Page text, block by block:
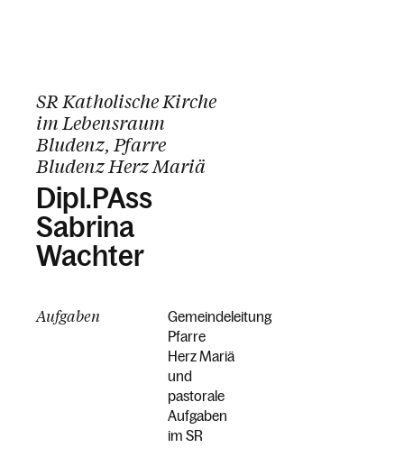
SR Katholische Kirche
im Lebensraum
Bludenz, Pfarre
Bludenz Herz Mariä
Dipl.PAss
Sabrina
Wachter
Aufgaben
Gemeindeleitung
Pfarre
Herz Mariä
und
pastorale
Aufgaben
im SR